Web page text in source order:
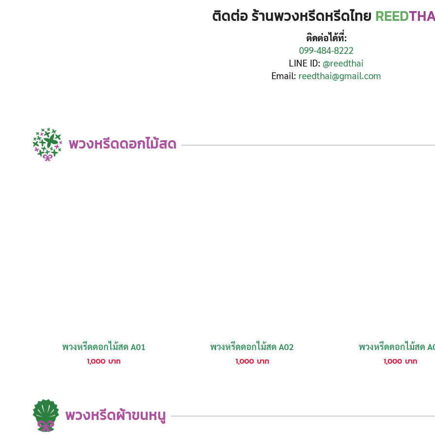
ติดต่อ ร้านพวงหรีดหรีดไทย REED
ติดต่อได้ที่:
099-484-8222
LINE ID: @reedthai
Email: reedthai@gmail.com
พวงหรีดดอกไม้สด
พวงหรีดดอกไม้สด A01
1,000 บาท
พวงหรีดดอกไม้สด A02
1,000 บาท
พวงหรีดดอกไม้สด
1,000 บาท
พวงหรีดผ้าขนหนู